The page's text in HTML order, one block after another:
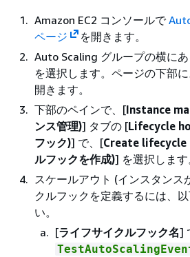
Amazon EC2 コンソールで
ページ
を開きます。
Auto Scaling グループの横に
を選択します。ページの下部
開きます。
下部のペインで、[Instance
ンス管理)] タブの [Lifecycle
フック)] で、[Create lifecycle
ルフックを作成)] を選択します
スケールアウト (インスタンス
クルフックを定義するには、
い。
[ライフサイクルフック名]